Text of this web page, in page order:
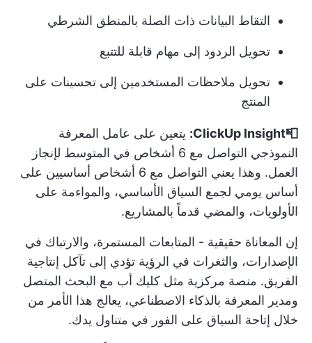
التقاط البيانات ذات الصلة بالمنطق الشرطي
تحويل الردود إلى مهام قابلة للتتبع
تحويل ملاحظات المستخدمين إلى تحسينات على
المنتج
📮ClickUp Insight:
يتعين على عامل المعرفة
النموذجي التواصل مع 6 أشخاص في المتوسط لإنجاز
العمل. وهذا يعني التواصل مع 6 أشخاص أساسيين على
أساس يومي لجمع السياق الأساسي، والمواءمة على
الأولويات، والمضي قدماً بالمشاريع.
إن المعاناة حقيقية - المتابعات المستمرة، والارتباك في
الإصدارات، والثغرات في الرؤية تؤدي إلى تآكل إنتاجية
الفريق. منصة مركزية مثل كليك أب مع البحث المتصل
ومدير المعرفة بالذكاء الاصطناعي، يعالج هذا الأمر من
خلال إتاحة السياق على الفور في متناول يدك.